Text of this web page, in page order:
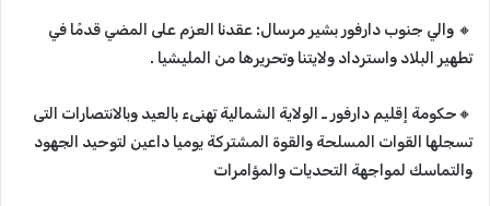
🔸‬‏ والي جنوب دارفور بشير مرسال: عقدنا العزم على المضي قدمًا في
تطهير البلاد واسترداد ولايتنا وتحريرها من المليشيا .
🔸‬‏حكومة إقليم دارفور ـ الولاية الشمالية تهنىء بالعيد وبالانتصارات التى
تسجلها القوات المسلحة والقوة المشتركة يوميا داعين لتوحيد الجهود
والتماسك لمواجهة التحديات والمؤامرات